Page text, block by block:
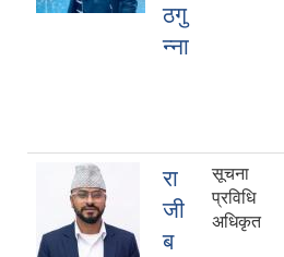
ठगु
न्ना
रा
जी
ब
सूचना
प्रविधि
अधिकृत